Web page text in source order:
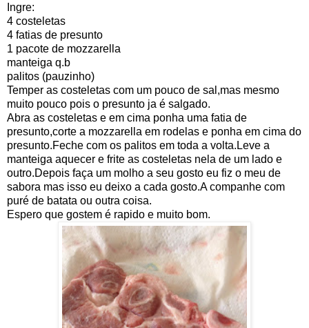
Ingre:
4 costeletas
4 fatias de presunto
1 pacote de mozzarella
manteiga q.b
palitos (pauzinho)
Temper as costeletas com um pouco de sal,mas mesmo
muito pouco pois o presunto ja é salgado.
Abra as costeletas e em cima ponha uma fatia de
presunto,corte a mozzarella em rodelas e ponha em cima do
presunto.Feche com os palitos em toda a volta.Leve a
manteiga aquecer e frite as costeletas nela de um lado e
outro.Depois faça um molho a seu gosto eu fiz o meu de
sabora mas isso eu deixo a cada gosto.A companhe com
puré de batata ou outra coisa.
Espero que gostem é rapido e muito bom.